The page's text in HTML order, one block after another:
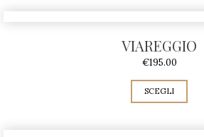
VIAREGGIO
€195.00
SCEGLI